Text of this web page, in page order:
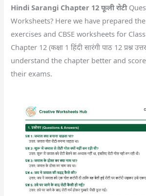
Hindi Sarangi Chapter 12 फूली रोटी
Worksheets? Here we have prepared
exercises and CBSE worksheets for
Chapter 12 (कक्षा 1 हिंदी सारंगी पाठ 12 प्रश्न
understand the chapter better and
their exams.